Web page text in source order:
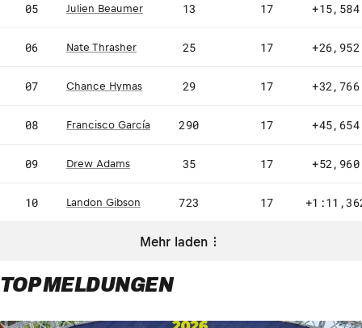
05 Julien Beaumer 13 17 +15,584
06 Nate Thrasher 25 17 +26,952
07 Chance Hymas 29 17 +32,766
08 FG
Francisco García 290 17 +45,654
09 Drew Adams 35 17 +52,960
10 LG
Landon Gibson 723 17
Mehr laden
TOP MELDUNGEN